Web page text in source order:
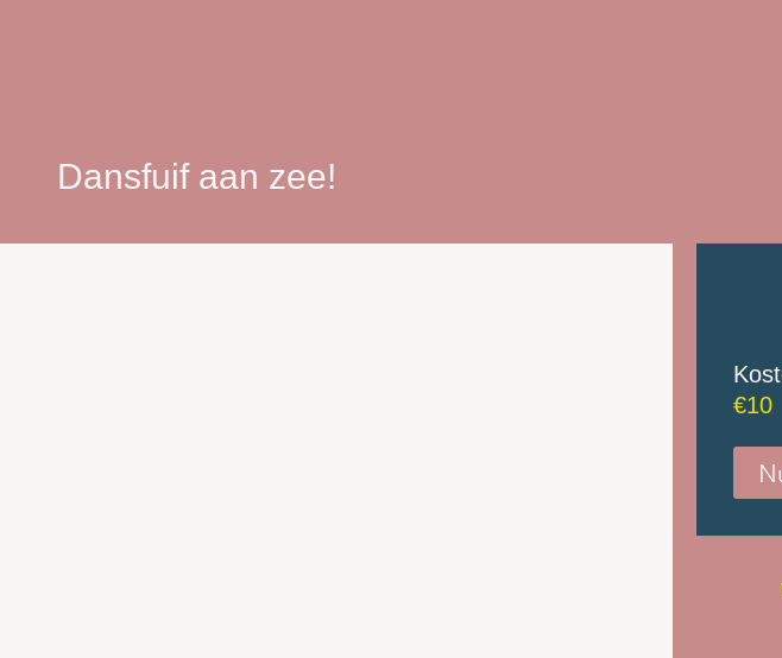
Dansfuif aan zee!
€10